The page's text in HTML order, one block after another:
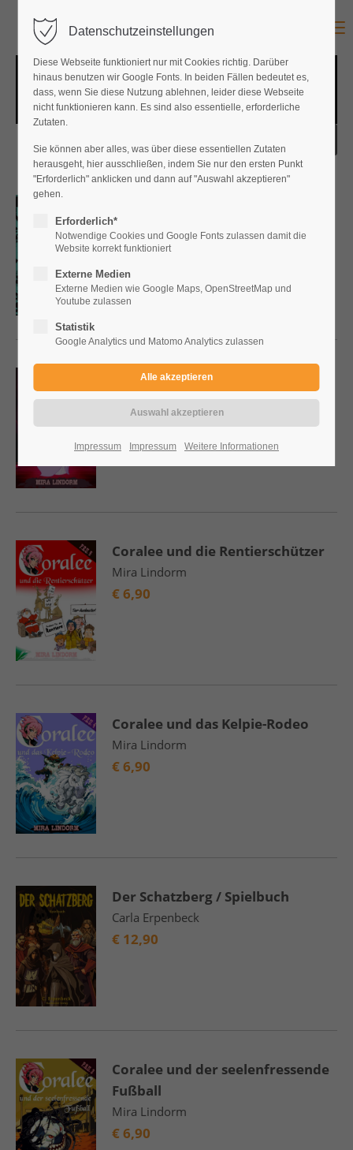
Angelika Diem
€16,90
Coralee und die besessene
Operndiva
Mira Lindorm
€ 6,90
Coralee und die Rentierschützer
Mira Lindorm
€ 6,90
Coralee und das Kelpie-Rodeo
Mira Lindorm
€ 6,90
Der Schatzberg / Spielbuch
Carla Erpenbeck
€ 12,90
Coralee und der seelenfressende
Fußball
Mira Lindorm
€ 6,90
Datenschutzeinstellungen
Diese Webseite funktioniert nur mit Cookies richtig. Darüber
hinaus benutzen wir Google Fonts. In beiden Fällen bedeutet es,
dass, wenn Sie diese Nutzung ablehnen, leider diese Webseite
nicht funktionieren kann. Es sind also essentielle, erforderliche
Zutaten.
Sie können aber alles, was über diese essentiellen Zutaten
herausgeht, hier ausschließen, indem Sie nur den ersten Punkt
"Erforderlich" anklicken und dann auf "Auswahl akzeptieren"
gehen.
Erforderlich*
Notwendige Cookies und Google Fonts zulassen damit die
Website korrekt funktioniert
Externe Medien
Externe Medien wie Google Maps, OpenStreetMap und
Youtube zulassen
Statistik
Google Analytics und Matomo Analytics zulassen
Impressum Impressum Weitere Informationen